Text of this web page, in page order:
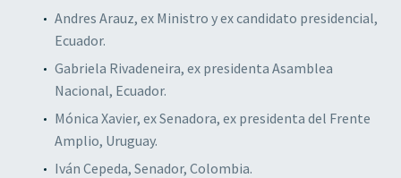
Andres Arauz, ex Ministro y ex candidato presidencial,
Ecuador.
Gabriela Rivadeneira, ex presidenta Asamblea
Nacional, Ecuador.
Mónica Xavier, ex Senadora, ex presidenta del Frente
Amplio, Uruguay.
Iván Cepeda, Senador, Colombia.